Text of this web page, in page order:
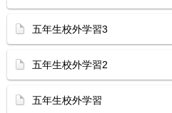
五年生校外学習3
五年生校外学習2
五年生校外学習